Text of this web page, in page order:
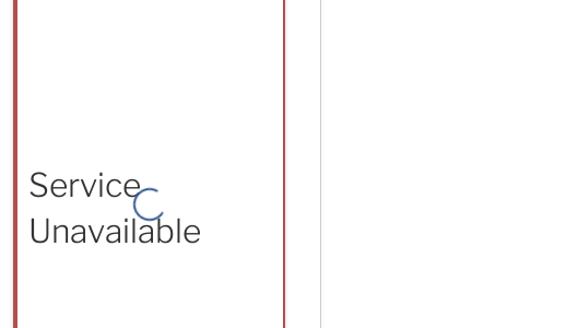
Service
Unavailable